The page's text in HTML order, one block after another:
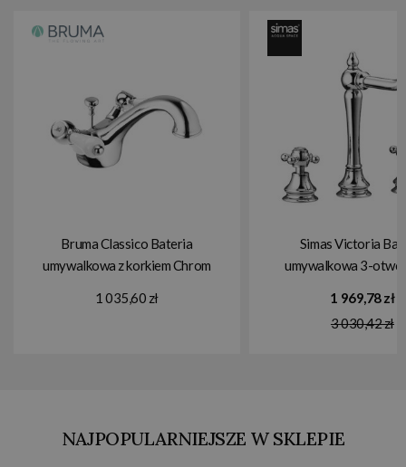
Bruma Classico Bateria
umywalkowa z korkiem Chrom
1 035,60 zł
Simas Victoria
umywalkowa 3-
VIBLA.CC
1 969,78 zł
3 030,42 zł
NAJPOPULARNIEJSZE W SKLEPIE